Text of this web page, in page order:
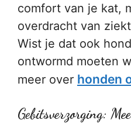
comfort van je kat,
overdracht van
Wist je dat ook
ontwormd moeten
meer over honden
Gebitsverzorging: